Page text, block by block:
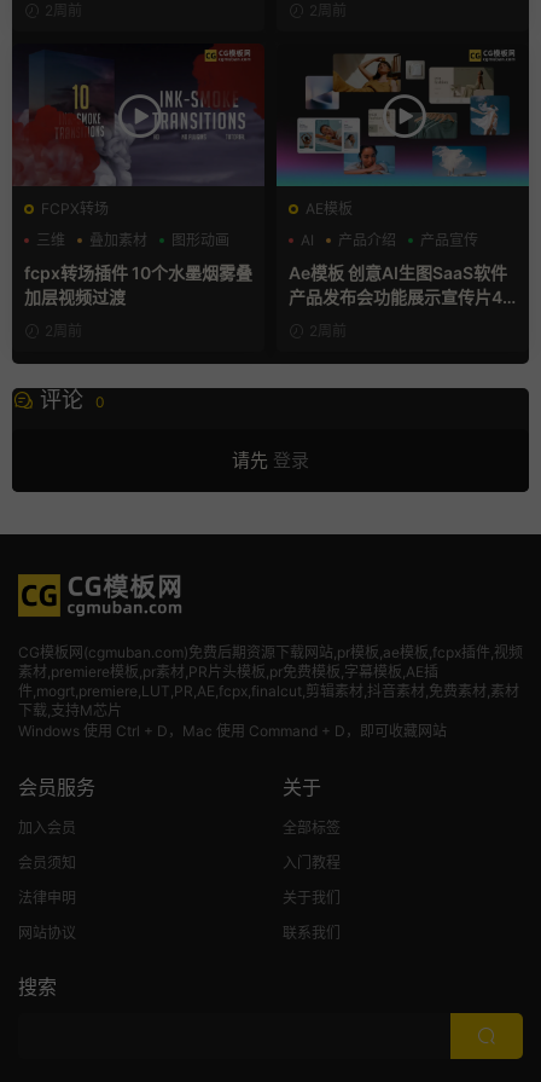
2周前 2周前
FCPX转场
三维
叠加素材 图形动画
fcpx转场插件 10个水墨烟雾叠
加层视频过渡
2周前
AE模板
AI
产品介绍 产品宣传
Ae模板 创意AI生图SaaS软件
产品发布会功能展示宣传片4K
片头2周前
评论 0
请先 登录
CG模板网(cgmuban.com)免费后期资源下载网站,pr模板,ae模板,fcpx插件,视频
素材 ,premiere模板,pr素材,PR片头模板,pr免费模板,字幕模板,AE插
件,mogrt,premiere,LUT,PR,AE,fcpx,finalcut,剪辑素材,抖音素材,免费素材,素材
下载,支持M芯片
Windows 使用 Ctrl + D，Mac 使用 Command + D，即可收藏网站
会员服务
加入会员
会员须知
法律申明
网站协议
关于
全部标签
入门教程
关于我们
联系我们
搜索